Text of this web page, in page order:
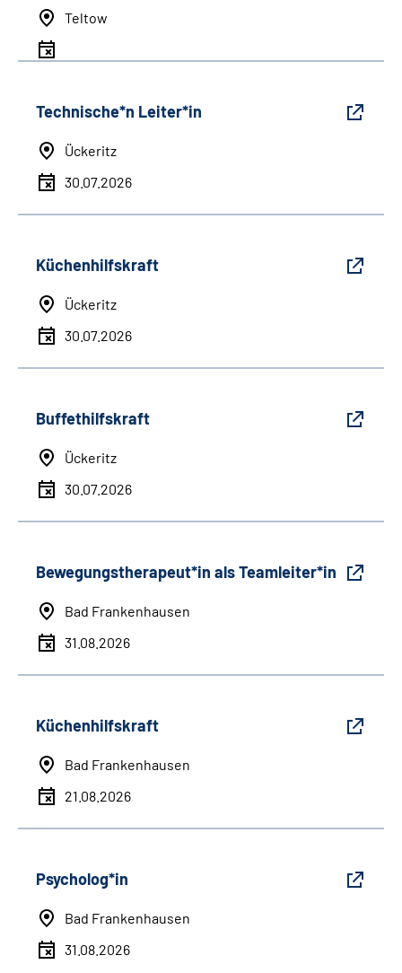
Teltow
Technische*n Leiter*in
Ückeritz
30.07.2026
Küchenhilfskraft
Ückeritz
30.07.2026
Buffethilfskraft
Ückeritz
30.07.2026
Bewegungstherapeut*in als Teamleiter*in
Bad Frankenhausen
31.08.2026
Küchenhilfskraft
Bad Frankenhausen
21.08.2026
Psycholog*in
Bad Frankenhausen
31.08.2026